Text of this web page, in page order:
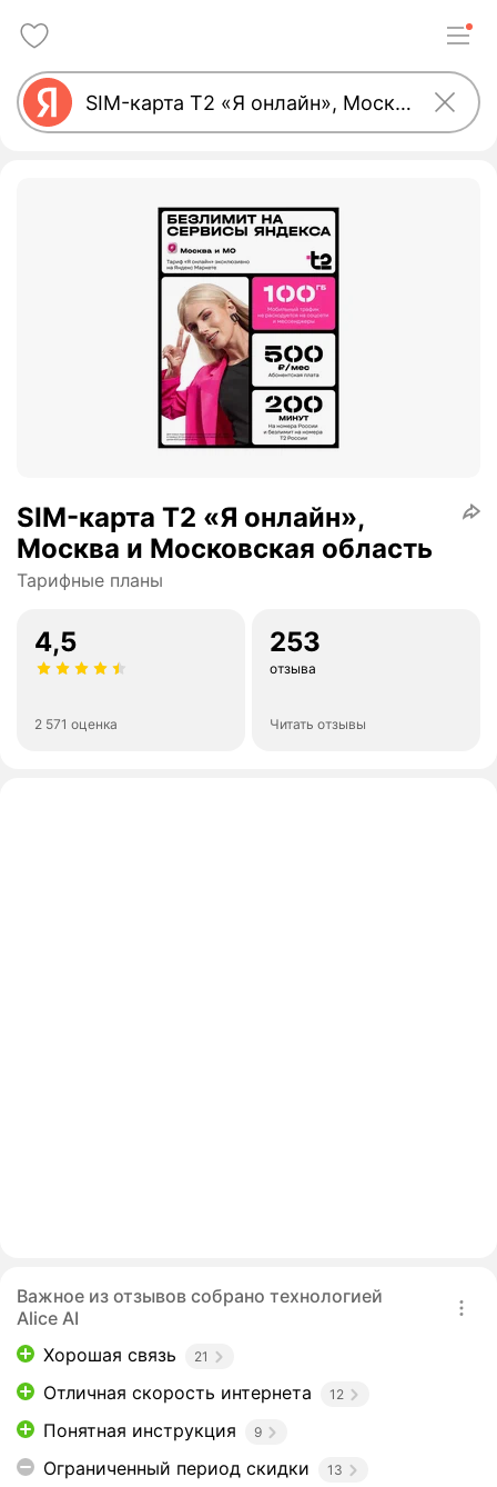
SIM-карта Т2 «Я онлайн»,
Москва и Московская область
Тарифные планы
4,5
2 571 оценка
253
отзыва
Читать отзывы
Важное из отзывов собрано технологией
Alice AI
Хорошая связь
21
Отличная скорость интернета 12
Понятная инструкция 9
Ограниченный период скидки 13